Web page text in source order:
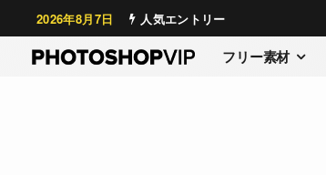
2026年8月7日 人気エントリー
フリー素材